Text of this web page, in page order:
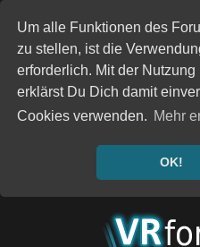
Um alle Funktionen des
zu stellen, ist die
erforderlich. Mit der
erklärst Du Dich damit
Cookies verwenden. Mehr
OK!